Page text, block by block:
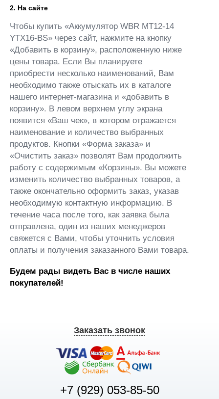
2. На сайте
Чтобы купить «Аккумулятор WBR MT12-14
YTX16-BS» через сайт, нажмите на кнопку
«Добавить в корзину», расположенную ниже
цены товара. Если Вы планируете
приобрести несколько наименований, Вам
необходимо также отыскать их в каталоге
нашего интернет-магазина и «добавить в
корзину». В левом верхнем углу экрана
появится «Ваш чек», в котором отражается
наименование и количество выбранных
продуктов. Кнопки «Форма заказа» и
«Очистить заказ» позволят Вам продолжить
работу с содержимым «Корзины». Вы можете
изменить количество выбранных товаров, а
также окончательно оформить заказ, указав
необходимую контактную информацию. В
течение часа после того, как заявка была
отправлена, один из наших менеджеров
свяжется с Вами, чтобы уточнить условия
оплаты и получения заказанного Вами товара.
Будем рады видеть Вас в числе наших
покупателей!
Заказать звонок
+7 (929) 053-85-50